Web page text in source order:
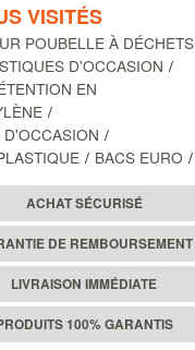
VISITÉS
POUBELLE À DÉCHETS
D'OCCASION
EN
D'OCCASION
BACS EURO
ACHAT SÉCURISÉ
DE REMBOURSEMENT
LIVRAISON IMMÉDIATE
100% GARANTIS